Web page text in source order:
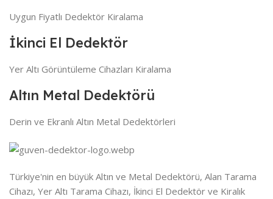
Uygun Fiyatlı Dedektör Kiralama
İkinci El Dedektör
Yer Altı Görüntüleme Cihazları Kiralama
Altın Metal Dedektörü
Derin ve Ekranlı Altın Metal Dedektörleri
Türkiye'nin en büyük Altın ve Metal Dedektörü, Alan Tarama
Cihazı, Yer Altı Tarama Cihazı, İkinci El Dedektör ve Kiralık